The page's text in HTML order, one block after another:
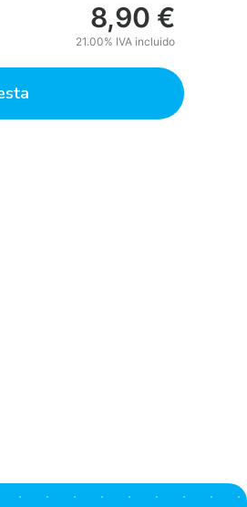
8,90 €
21.00% IVA incluido